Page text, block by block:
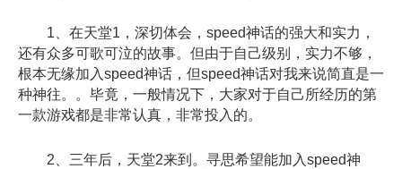
1、在天堂1，深切体会，speed神话的强大和实力，
还有众多可歌可泣的故事。但由于自己级别，实力不够，
根本无缘加入speed神话，但speed神话对我来说简直是一
种神往。。毕竟，一般情况下，大家对于自己所经历的第
一款游戏都是非常认真，非常投入的。
2、三年后，天堂2来到。寻思希望能加入speed神